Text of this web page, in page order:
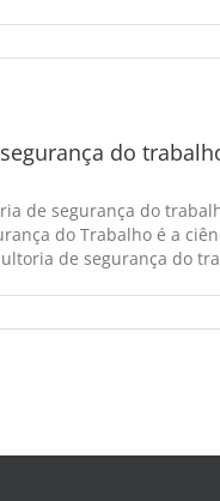
do
de segurança do
do Trabalho é a
de segurança do